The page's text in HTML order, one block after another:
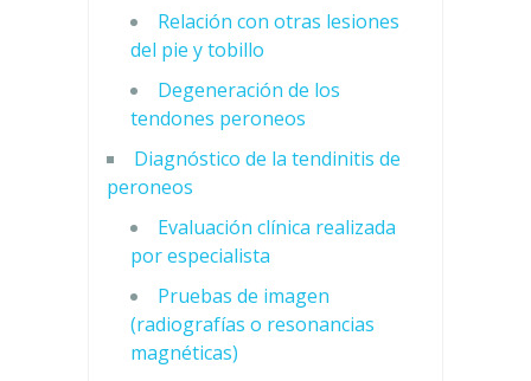
Relación con otras lesiones
del pie y tobillo
Degeneración de los
tendones peroneos
Diagnóstico de la tendinitis de
peroneos
Evaluación clínica realizada
por especialista
Pruebas de imagen
(radiografías o resonancias
magnéticas)